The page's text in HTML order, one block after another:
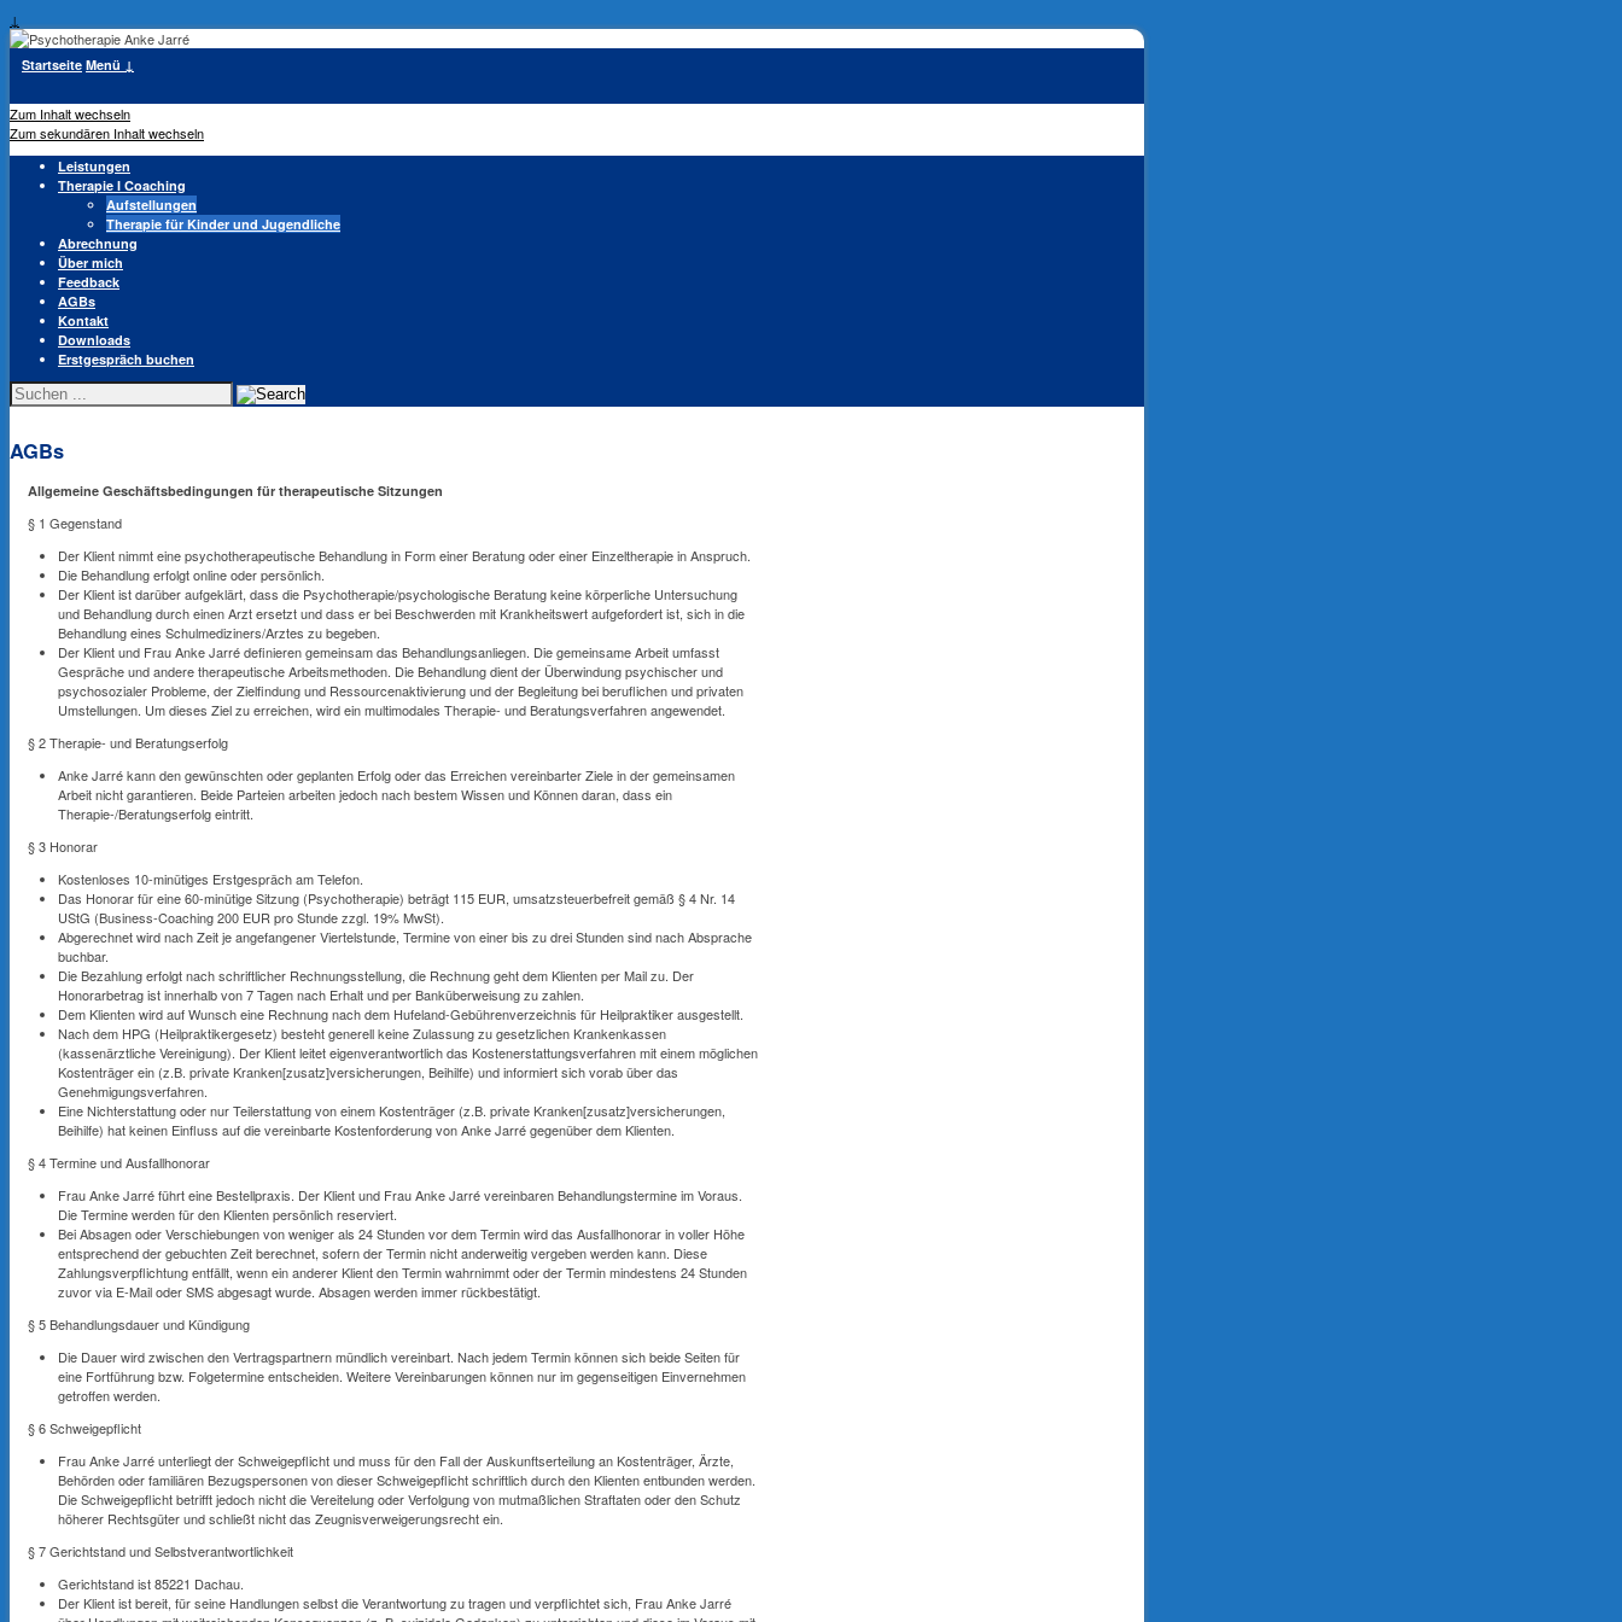
↓
Startseite Menü ↓
Zum Inhalt wechseln
Zum sekundären Inhalt wechseln
Leistungen
Therapie I Coaching
Aufstellungen
Therapie für Kinder und Jugendliche
Abrechnung
Über mich
Feedback
AGBs
Kontakt
Downloads
Erstgespräch buchen
Suche
nach:
AGBs
Allgemeine Geschäftsbedingungen für therapeutische Sitzungen
§ 1 Gegenstand
Der Klient nimmt eine psychotherapeutische Behandlung in Form einer Beratung oder einer Einzeltherapie in Anspruch.
Die Behandlung erfolgt online oder persönlich.
Der Klient ist darüber aufgeklärt, dass die Psychotherapie/psychologische Beratung keine körperliche Untersuchung
und Behandlung durch einen Arzt ersetzt und dass er bei Beschwerden mit Krankheitswert aufgefordert ist, sich in die
Behandlung eines Schulmediziners/Arztes zu begeben.
Der Klient und Frau Anke Jarré definieren gemeinsam das Behandlungsanliegen. Die gemeinsame Arbeit umfasst
Gespräche und andere therapeutische Arbeitsmethoden. Die Behandlung dient der Überwindung psychischer und
psychosozialer Probleme, der Zielfindung und Ressourcenaktivierung und der Begleitung bei beruflichen und privaten
Umstellungen. Um dieses Ziel zu erreichen, wird ein multimodales Therapie- und Beratungsverfahren angewendet.
§ 2 Therapie- und Beratungserfolg
Anke Jarré kann den gewünschten oder geplanten Erfolg oder das Erreichen vereinbarter Ziele in der gemeinsamen
Arbeit nicht garantieren. Beide Parteien arbeiten jedoch nach bestem Wissen und Können daran, dass ein
Therapie-/Beratungserfolg eintritt.
§ 3 Honorar
Kostenloses 10-minütiges Erstgespräch am Telefon.
Das Honorar für eine 60-minütige Sitzung (Psychotherapie) beträgt 115 EUR, umsatzsteuerbefreit gemäß § 4 Nr. 14
UStG (Business-Coaching 200 EUR pro Stunde zzgl. 19% MwSt).
Abgerechnet wird nach Zeit je angefangener Viertelstunde, Termine von einer bis zu drei Stunden sind nach Absprache
buchbar.
Die Bezahlung erfolgt nach schriftlicher Rechnungsstellung, die Rechnung geht dem Klienten per Mail zu. Der
Honorarbetrag ist innerhalb von 7 Tagen nach Erhalt und per Banküberweisung zu zahlen.
Dem Klienten wird auf Wunsch eine Rechnung nach dem Hufeland-Gebührenverzeichnis für Heilpraktiker ausgestellt.
Nach dem HPG (Heilpraktikergesetz) besteht generell keine Zulassung zu gesetzlichen Krankenkassen
(kassenärztliche Vereinigung). Der Klient leitet eigenverantwortlich das Kostenerstattungsverfahren mit einem möglichen
Kostenträger ein (z.B. private Kranken[zusatz]versicherungen, Beihilfe) und informiert sich vorab über das
Genehmigungsverfahren.
Eine Nichterstattung oder nur Teilerstattung von einem Kostenträger (z.B. private Kranken[zusatz]versicherungen,
Beihilfe) hat keinen Einfluss auf die vereinbarte Kostenforderung von Anke Jarré gegenüber dem Klienten.
§ 4 Termine und Ausfallhonorar
Frau Anke Jarré führt eine Bestellpraxis. Der Klient und Frau Anke Jarré vereinbaren Behandlungstermine im Voraus.
Die Termine werden für den Klienten persönlich reserviert.
Bei Absagen oder Verschiebungen von weniger als 24 Stunden vor dem Termin wird das Ausfallhonorar in voller Höhe
entsprechend der gebuchten Zeit berechnet, sofern der Termin nicht anderweitig vergeben werden kann. Diese
Zahlungsverpflichtung entfällt, wenn ein anderer Klient den Termin wahrnimmt oder der Termin mindestens 24 Stunden
zuvor via E-Mail oder SMS abgesagt wurde. Absagen werden immer rückbestätigt.
§ 5 Behandlungsdauer und Kündigung
Die Dauer wird zwischen den Vertragspartnern mündlich vereinbart. Nach jedem Termin können sich beide Seiten für
eine Fortführung bzw. Folgetermine entscheiden. Weitere Vereinbarungen können nur im gegenseitigen Einvernehmen
getroffen werden.
§ 6 Schweigepflicht
Frau Anke Jarré unterliegt der Schweigepflicht und muss für den Fall der Auskunftserteilung an Kostenträger, Ärzte,
Behörden oder familiären Bezugspersonen von dieser Schweigepflicht schriftlich durch den Klienten entbunden werden.
Die Schweigepflicht betrifft jedoch nicht die Vereitelung oder Verfolgung von mutmaßlichen Straftaten oder den Schutz
höherer Rechtsgüter und schließt nicht das Zeugnisverweigerungsrecht ein.
§ 7 Gerichtstand und Selbstverantwortlichkeit
Gerichtstand ist 85221 Dachau.
Der Klient ist bereit, für seine Handlungen selbst die Verantwortung zu tragen und verpflichtet sich, Frau Anke Jarré